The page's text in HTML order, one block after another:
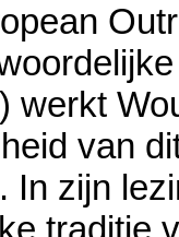
werkt
van
In zijn